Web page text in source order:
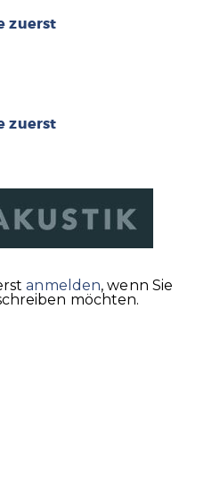
zuerst
zuerst
anmelden, wenn Sie
möchten.